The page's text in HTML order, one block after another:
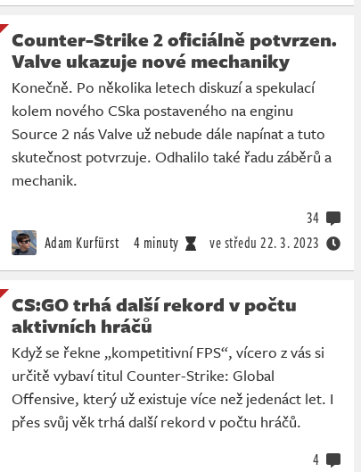
Counter-Strike 2 oficiálně potvrzen.
Valve ukazuje nové mechaniky
Konečně. Po několika letech diskuzí a spekulací
kolem nového CSka postaveného na enginu
Source 2 nás Valve už nebude dále napínat a tuto
skutečnost potvrzuje. Odhalilo také řadu záběrů a
mechanik.
Adam Kurfürst 4 minuty ve středu 22. 3. 2023
34
CS:GO trhá další rekord v počtu
aktivních hráčů
Když se řekne „kompetitivní FPS“, vícero z vás si
určitě vybaví titul Counter-Strike: Global
Offensive, který už existuje více než jedenáct let. I
přes svůj věk trhá další rekord v počtu hráčů.
4